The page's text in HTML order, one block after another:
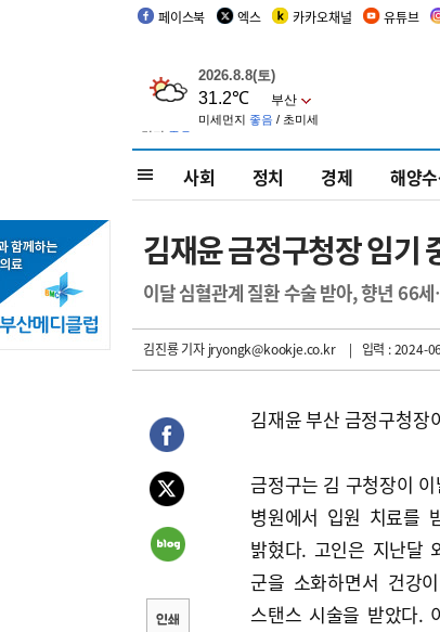
페이스북 엑스 카카오채널 유튜브
사회 정치 경제 해양
김재윤 금정구청장 임기
이달 심혈관계 질환 수술 받아, 향년 66
김진룡 기자jryongk@kookje.co.kr | 입력 : 2024-
김재윤 부산 금정구청장
금정구는 김 구청장이
병원에서 입원 치료를
밝혔다. 고인은 지난달
군을 소화하면서 건강
스탠스 시술을 받았다.